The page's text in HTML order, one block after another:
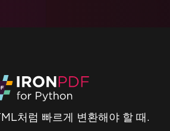
처럼 빠르게 변환해야 할 때.